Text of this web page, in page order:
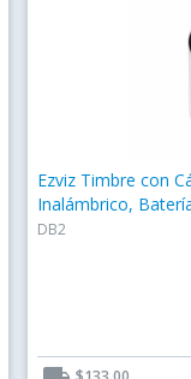
Ezviz Timbre con
Inalámbrico,
DB2